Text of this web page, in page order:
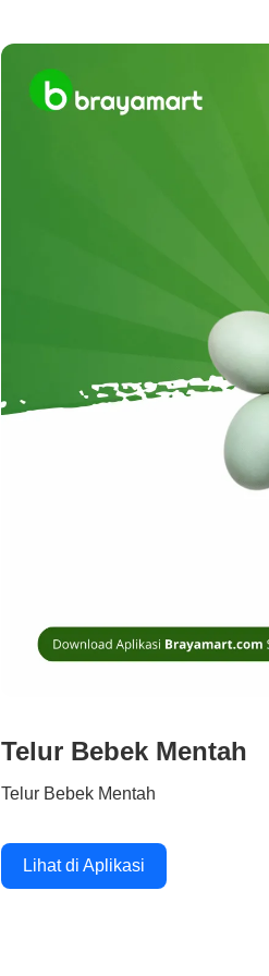
Telur Bebek Mentah
Telur Bebek Mentah
Lihat di Aplikasi